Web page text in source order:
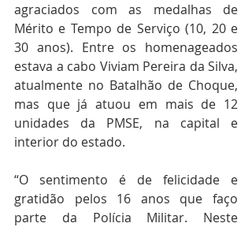
agraciados com as medalhas de
Mérito e Tempo de Serviço (10, 20 e
30 anos). Entre os homenageados
estava a cabo Viviam Pereira da Silva,
atualmente no Batalhão de Choque,
mas que já atuou em mais de 12
unidades da PMSE, na capital e
interior do estado.
“O sentimento é de felicidade e
gratidão pelos 16 anos que faço
parte da Polícia Militar. Neste